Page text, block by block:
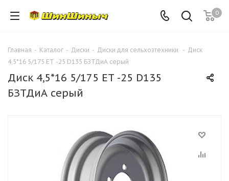
0
Главная - Каталог - Диски - Диски для сельхозтехники - Диск
4,5*16 5/175 ET -25 D135 БЗТДиА серый
Диск 4,5*16 5/175 ET -25 D135
БЗТДиА серый